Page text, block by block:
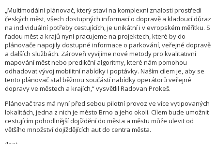
„Multimodální plánovač, který staví na komplexní znalosti prostředí
českých měst, všech dostupných informací o dopravě a kladoucí důraz
na individuální potřeby cestujících, je unikátní i v evropském měřítku. S
řadou měst a krajů nyní pracujeme na projektech, které by do
plánovače napojily dostupné informace o parkování, veřejné dopravě
a dalších službách. Zároveň vyvíjíme nové metody pro kvalitativní
mapování měst nebo predikční algoritmy, které nám pomohou
odhadovat vývoj mobilitní nabídky i poptávky. Naším cílem je, aby se
tento plánovač stal běžnou součástí nabídky operátorů veřejné
dopravy ve městech a krajích,“ vysvětlil Radovan Prokeš.
Plánovač tras má nyní před sebou pilotní provoz ve více vytipovaných
lokalitách, jedna z nich je město Brno a jeho okolí. Cílem bude umožnit
cestujícím pohodlnější dojíždění do města a městu může ulevit od
většího množství dojíždějících aut do centra města.